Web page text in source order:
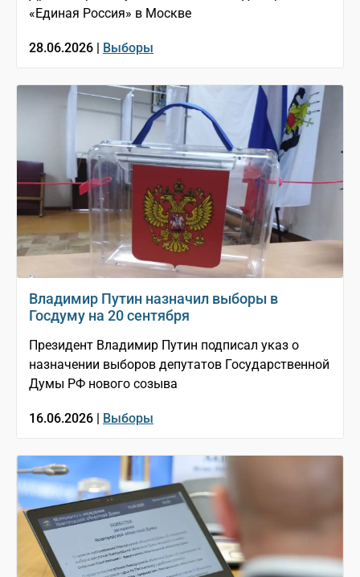
«Единая Россия» в Москве
28.06.2026 | Выборы
Владимир Путин назначил выборы в
Госдуму на 20 сентября
Президент Владимир Путин подписал указ о
назначении выборов депутатов Государственной
Думы РФ нового созыва
16.06.2026 | Выборы